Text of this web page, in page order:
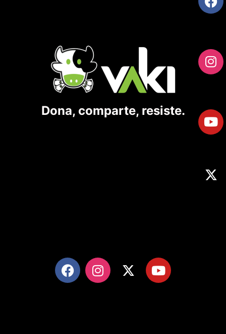
Dona, comparte, resiste.